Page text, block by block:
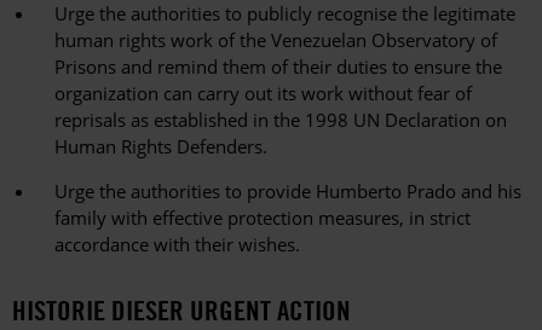
Urge the authorities to publicly recognise the legitimate
human rights work of the Venezuelan Observatory of
Prisons and remind them of their duties to ensure the
organization can carry out its work without fear of
reprisals as established in the 1998 UN Declaration on
Human Rights Defenders.
Urge the authorities to provide Humberto Prado and his
family with effective protection measures, in strict
accordance with their wishes.
HISTORIE DIESER URGENT ACTION